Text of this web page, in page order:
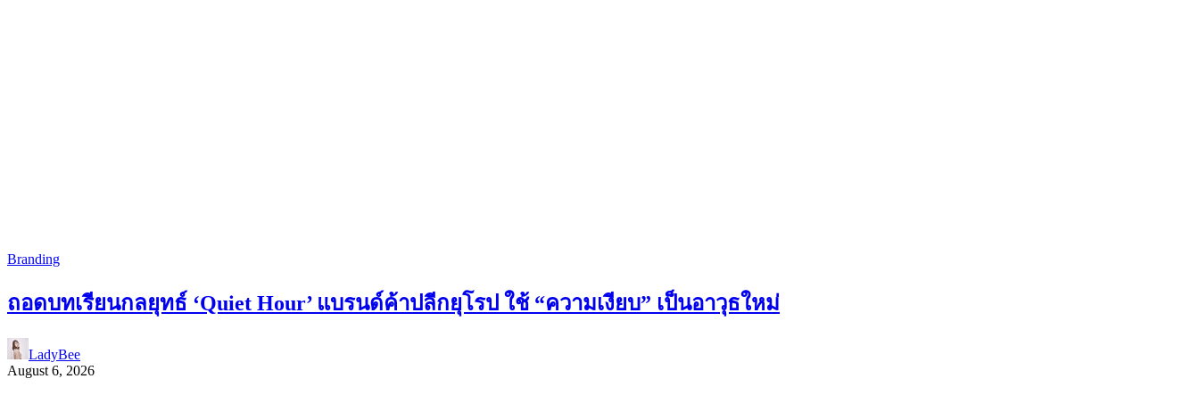
Branding
ถอดบทเรียนกลยุทธ์ ‘Quiet Hour’ แบรนด์ค้าปลีกยุโรป ใช้ “ความเงียบ” เป็นอาวุธใหม่
LadyBee
August 6, 2026